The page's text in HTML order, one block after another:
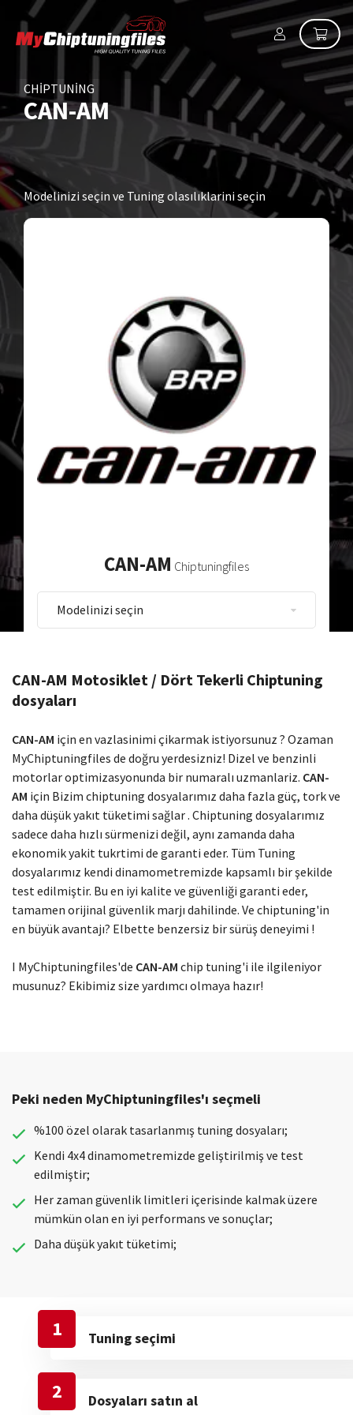
CHIPTUNING
CAN-AM
Modelinizi seçin ve Tuning olasılıklarini seçin
CAN-AM Chiptuningfiles
Modelinizi seçin
CAN-AM Motosiklet / Dört Tekerli Chiptuning
dosyaları
CAN-AM için en vazlasinimi çikarmak istiyorsunuz ? Ozaman
MyChiptuningfiles de doğru yerdesizniz! Dizel ve benzinli
motorlar optimizasyonunda bir numaralı uzmanlariz. CAN-
AM için Bizim chiptuning dosyalarımız daha fazla güç, tork ve
daha düşük yakıt tüketimi sağlar . Chiptuning dosyalarımız
sadece daha hızlı sürmenizi değil, aynı zamanda daha
ekonomik yakit tukrtimi de garanti eder. Tüm Tuning
dosyalarımız kendi dinamometremizde kapsamlı bir şekilde
test edilmiştir. Bu en iyi kalite ve güvenliği garanti eder,
tamamen orijinal güvenlik marjı dahilinde. Ve chiptuning'in
en büyük avantajı? Elbette benzersiz bir sürüş deneyimi !
I MyChiptuningfiles'de CAN-AM chip tuning'i ile ilgileniyor
musunuz? Ekibimiz size yardımcı olmaya hazır!
Peki neden MyChiptuningfiles'ı seçmeli
%100 özel olarak tasarlanmış tuning dosyaları;
Kendi 4x4 dinamometremizde geliştirilmiş ve test
edilmiştir;
Her zaman güvenlik limitleri içerisinde kalmak üzere
mümkün olan en iyi performans ve sonuçlar;
Daha düşük yakıt tüketimi;
1 Tuning seçimi
2 Dosyaları satın al